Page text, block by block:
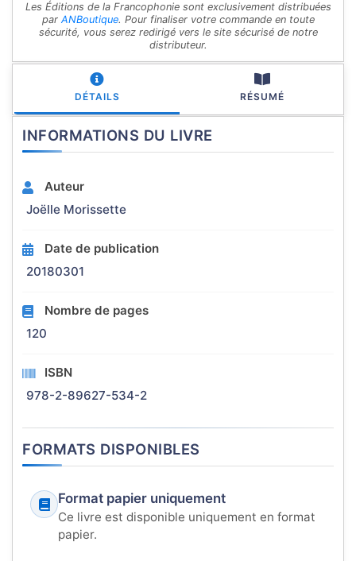
Les Éditions de la Francophonie sont exclusivement distribuées
par ANBoutique. Pour finaliser votre commande en toute
sécurité, vous serez redirigé vers le site sécurisé de notre
distributeur.
DÉTAILS RÉSUMÉ
INFORMATIONS DU LIVRE
Auteur
Joëlle Morissette
Date de publication
20180301
Nombre de pages
120
ISBN
978-2-89627-534-2
FORMATS DISPONIBLES
Format papier uniquement
Ce livre est disponible uniquement en format
papier.